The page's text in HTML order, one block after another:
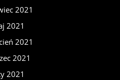
2021
2021
2021
2021
2021